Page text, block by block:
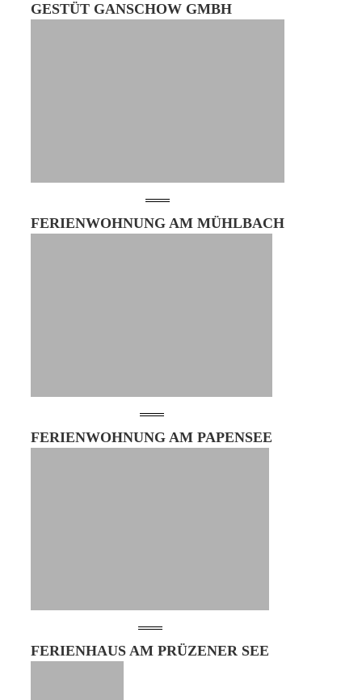
GESTÜT GANSCHOW GMBH
FERIENWOHNUNG AM MÜHLBACH
FERIENWOHNUNG AM PAPENSEE
FERIENHAUS AM PRÜZENER SEE